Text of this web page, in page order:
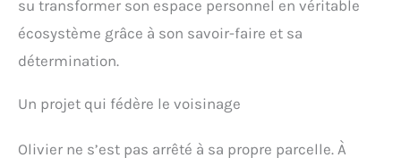
su transformer son espace personnel en véritable
écosystème grâce à son savoir-faire et sa
détermination.
Un projet qui fédère le voisinage
Olivier ne s’est pas arrêté à sa propre parcelle. À